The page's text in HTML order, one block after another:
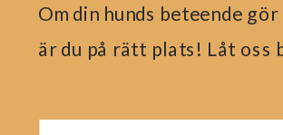
Om din hunds beteende
är du på rätt plats! Låt oss